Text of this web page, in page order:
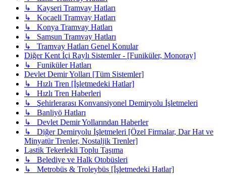
↳ Kayseri Tramvay Hatları
↳ Kocaeli Tramvay Hatları
↳ Konya Tramvay Hatları
↳ Samsun Tramvay Hatları
↳ Tramvay Hatları Genel Konular
Diğer Kent İçi Raylı Sistemler - [Funiküler, Monoray]
↳ Funiküler Hatları
Devlet Demir Yolları [Tüm Sistemler]
↳ Hızlı Tren [İşletmedeki Hatlar]
↳ Hızlı Tren Haberleri
↳ Şehirlerarası Konvansiyonel Demiryolu İşletmeleri
↳ Banliyö Hatları
↳ Devlet Demir Yollarından Haberler
↳ Diğer Demiryolu İşletmeleri [Özel Firmalar, Dar Hat ve
Minyatür Trenler, Nostaljik Trenler]
Lastik Tekerlekli Toplu Taşıma
↳ Belediye ve Halk Otobüsleri
↳ Metrobüs & Troleybüs [İşletmedeki Hatlar]